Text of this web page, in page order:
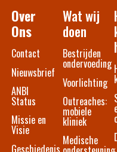
Over
Ons
Contact​
Nieuwsbrief
ANBI
Status
Missie en
Visie
Geschiedenis
Wat wij
doen
Bestrijden
ondervoeding
Voorlichting
Outreaches:
mobiele
kliniek
Medische